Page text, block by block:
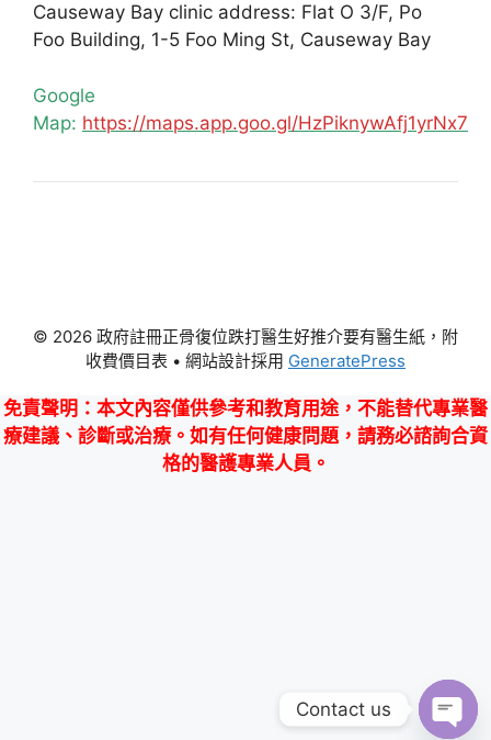
Causeway Bay clinic address: Flat O 3/F, Po
Foo Building, 1-5 Foo Ming St, Causeway Bay
Google
Map: https://maps.app.goo.gl/HzPiknywAfj1yrNx7
© 2026 政府註冊正骨復位跌打醫生好推介要有醫生紙，附
收費價目表 • 網站設計採用 GeneratePress
免責聲明 ：本文內容僅供參考和教育用途，不能替代專業醫
療建議、診斷或治療。如有任何健康問題，請務必諮詢合資
格的醫護專業人員。
Contact us